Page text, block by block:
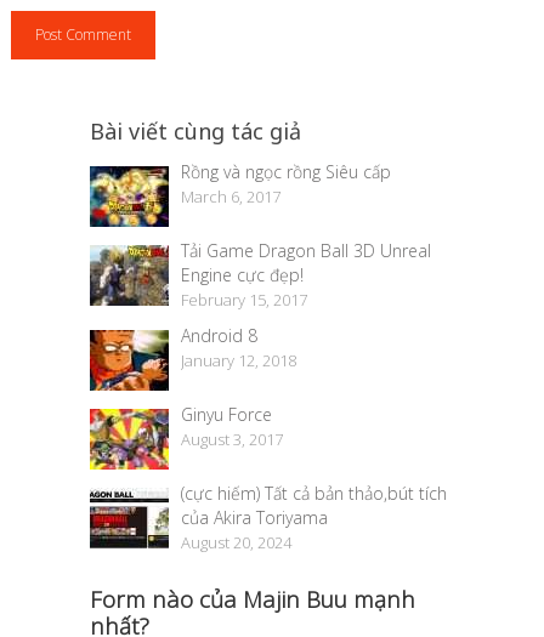
Bài viết cùng tác giả
Rồng và ngọc rồng Siêu cấp
March 6, 2017
Tải Game Dragon Ball 3D Unreal
Engine cực đẹp!
February 15, 2017
Android 8
January 12, 2018
Ginyu Force
August 3, 2017
(cực hiếm) Tất cả bản thảo,bút tích
của Akira Toriyama
August 20, 2024
Form nào của Majin Buu mạnh
nhất?